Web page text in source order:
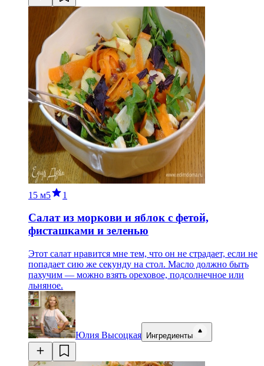
15 м5 1
Салат из моркови и яблок с фетой,
фисташками и зеленью
Этот салат нравится мне тем, что он не страдает, если не
попадает сию же секунду на стол. Масло должно быть
пахучим — можно взять ореховое, подсолнечное или
льняное.
Юлия Высоцкая Ингредиенты